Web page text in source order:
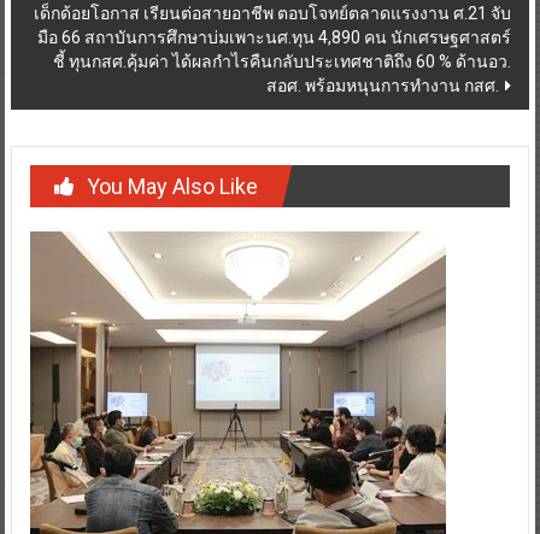
เด็กด้อยโอกาส เรียนต่อสายอาชีพ ตอบโจทย์ตลาดแรงงาน ศ.21 จับ
มือ 66 สถาบันการศึกษาบ่มเพาะนศ.ทุน 4,890 คน นักเศรษฐศาสตร์
ชี้ ทุนกสศ.คุ้มค่า ได้ผลกำไรคืนกลับประเทศชาติถึง 60 % ด้านอว.
สอศ. พร้อมหนุนการทำงาน กสศ.
You May Also Like